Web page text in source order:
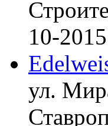
10-2015
ул.